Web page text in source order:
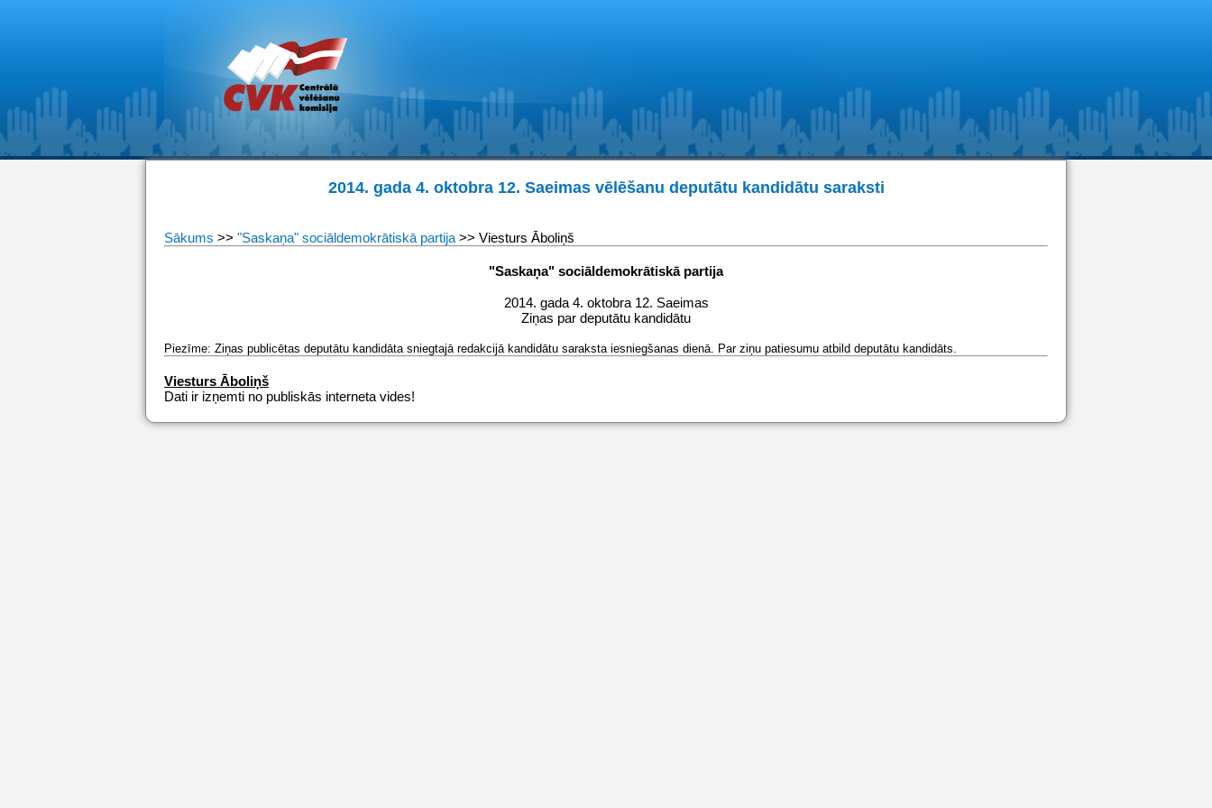
2014. gada 4. oktobra 12. Saeimas vēlēšanu deputātu kandidātu saraksti
Sākums >> "Saskaņa" sociāldemokrātiskā partija >> Viesturs Āboliņš
"Saskaņa" sociāldemokrātiskā partija
2014. gada 4. oktobra 12. Saeimas
Ziņas par deputātu kandidātu
Piezīme: Ziņas publicētas deputātu kandidāta sniegtajā redakcijā kandidātu saraksta iesniegšanas dienā. Par ziņu patiesumu atbild deputātu kandidāts.
Viesturs Āboliņš
Dati ir izņemti no publiskās interneta vides!